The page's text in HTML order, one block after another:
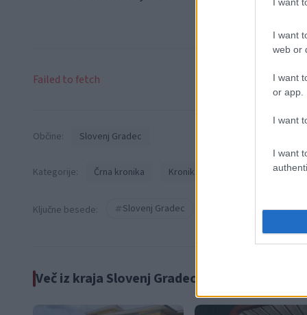
I want
web or
I want
or app.
I want
I want
Failed to fetch
Občine: Slovenj Gradec
Kategorije: Črna kronika Kronika
Ključne besede: Slovenj Gradec Črna kronika
Več iz kraja Slovenj Gradec